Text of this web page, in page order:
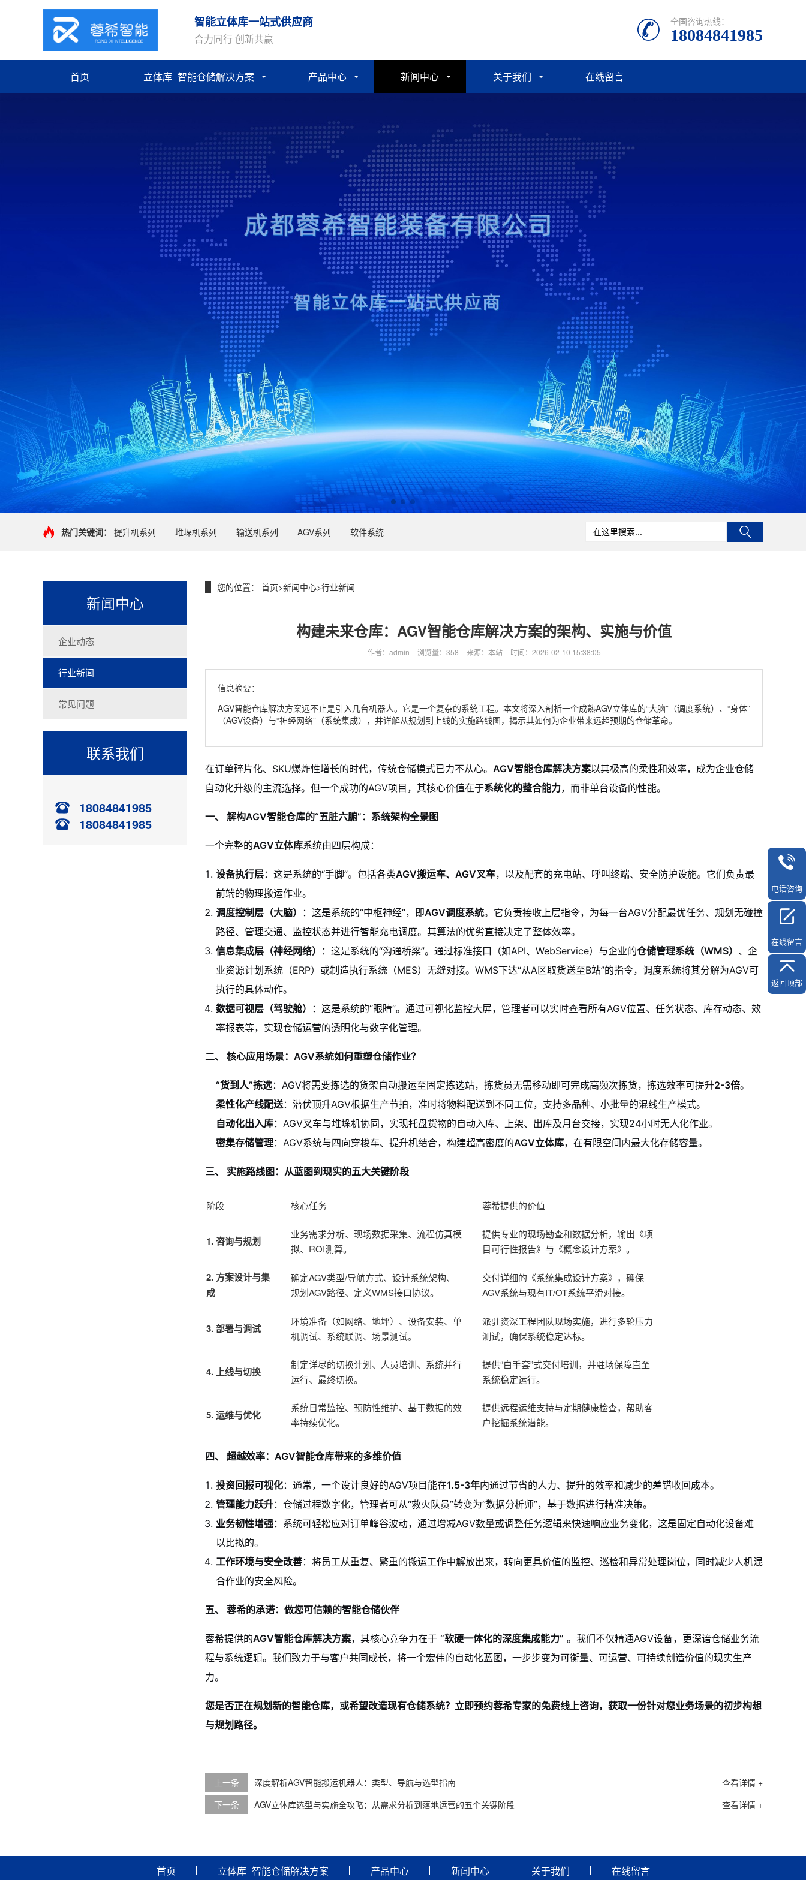
智能立体库一站式供应商
合力同行 创新共赢
全国咨询热线：
18084841985
首页 立体库_智能仓储解决方案 产品中心 新闻中心 关于我们 在线留言
热门关键词： 提升机系列 堆垛机系列 输送机系列 AGV系列 软件系统
新闻中心
企业动态
行业新闻
常见问题
联系我们
18084841985
18084841985
您的位置： 首页>新闻中心>行业新闻
构建未来仓库：AGV智能仓库解决方案的架构、实施与价值
作者：admin 浏览量：358 来源：本站 时间：2026-02-10 15:38:05
信息摘要：
AGV智能仓库解决方案远不止是引入几台机器人。它是一个复杂的系统工程。本文将深入剖析一个成熟AGV立体库的“大脑”（调度系统）、“身体”
（AGV设备）与“神经网络”（系统集成），并详解从规划到上线的实施路线图，揭示其如何为企业带来远超预期的仓储革命。
在订单碎片化、SKU爆炸性增长的时代，传统仓储模式已力不从心。 AGV智能仓库解决方案以其极高的柔性和效率，成为企业仓储
自动化升级的主流选择。但一个成功的AGV项目，其核心价值在于系统化的整合能力，而非单台设备的性能。
一、 解构AGV智能仓库的“五脏六腑”：系统架构全景图
一个完整的AGV立体库系统由四层构成：
设备执行层：这是系统的“手脚”。包括各类AGV搬运车、AGV叉车，以及配套的充电站、呼叫终端、安全防护设施。它们负责最
前端的物理搬运作业。
调度控制层（大脑）
：这是系统的“中枢神经”，即AGV调度系统。它负责接收上层指令，为每一台AGV分配最优任务、规划无碰撞
路径、管理交通、监控状态并进行智能充电调度。其算法的优劣直接决定了整体效率。
信息集成层（神经网络）
：这是系统的“沟通桥梁”。通过标准接口（如API、WebService）与企业的仓储管理系统（WMS） 、企
业资源计划系统（ERP）或制造执行系统（MES）无缝对接。WMS下达“从A区取货送至B站”的指令，调度系统将其分解为AGV可
执行的具体动作。
数据可视层（驾驶舱）
：这是系统的“眼睛”。通过可视化监控大屏，管理者可以实时查看所有AGV位置、任务状态、库存动态、效
率报表等，实现仓储运营的透明化与数字化管理。
二、 核心应用场景：AGV系统如何重塑仓储作业？
“货到人”拣选：AGV将需要拣选的货架自动搬运至固定拣选站，拣货员无需移动即可完成高频次拣货，拣选效率可提升2-3倍。
柔性化产线配送：潜伏顶升AGV根据生产节拍，准时将物料配送到不同工位，支持多品种、小批量的混线生产模式。
自动化出入库：AGV叉车与堆垛机协同，实现托盘货物的自动入库、上架、出库及月台交接，实现24小时无人化作业。
密集存储管理：AGV系统与四向穿梭车、提升机结合，构建超高密度的AGV立体库，在有限空间内最大化存储容量。
三、 实施路线图：从蓝图到现实的五大关键阶段
阶段 核心任务 蓉希提供的价值
1. 咨询与规划
业务需求分析、现场数据采集、流程仿真模
拟、ROI测算。
提供专业的现场勘查和数据分析，输出《项
目可行性报告》与《概念设计方案》。
2. 方案设计与集
成
确定AGV类型/导航方式、设计系统架构、
规划AGV路径、定义WMS接口协议。
交付详细的《系统集成设计方案》，确保
AGV系统与现有IT/OT系统平滑对接。
3. 部署与调试
环境准备（如网络、地坪）、设备安装、单
机调试、系统联调、场景测试。
派驻资深工程团队现场实施，进行多轮压力
测试，确保系统稳定达标。
4. 上线与切换
制定详尽的切换计划、人员培训、系统并行
运行、最终切换。
提供“白手套”式交付培训，并驻场保障直至
系统稳定运行。
5. 运维与优化
系统日常监控、预防性维护、基于数据的效
率持续优化。
提供远程运维支持与定期健康检查，帮助客
户挖掘系统潜能。
四、 超越效率：AGV智能仓库带来的多维价值
投资回报可视化：通常，一个设计良好的AGV项目能在1.5-3年内通过节省的人力、提升的效率和减少的差错收回成本。
管理能力跃升：仓储过程数字化，管理者可从“救火队员”转变为“数据分析师”，基于数据进行精准决策。
业务韧性增强：系统可轻松应对订单峰谷波动，通过增减AGV数量或调整任务逻辑来快速响应业务变化，这是固定自动化设备难
以比拟的。
工作环境与安全改善：将员工从重复、繁重的搬运工作中解放出来，转向更具价值的监控、巡检和异常处理岗位，同时减少人机混
合作业的安全风险。
五、 蓉希的承诺：做您可信赖的智能仓储伙伴
蓉希提供的AGV智能仓库解决方案，其核心竞争力在于 “软硬一体化的深度集成能力” 。我们不仅精通AGV设备，更深谙仓储业务流
程与系统逻辑。我们致力于与客户共同成长，将一个宏伟的自动化蓝图，一步步变为可衡量、可运营、可持续创造价值的现实生产
力。
您是否正在规划新的智能仓库，或希望改造现有仓储系统？立即预约蓉希专家的免费线上咨询，获取一份针对您业务场景的初步构想
与规划路径。
上一条 查看详情 +
深度解析AGV智能搬运机器人：类型、导航与选型指南
下一条
查看详情 +
AGV立体库选型与实施全攻略：从需求分析到落地运营的五个关键阶段
首页 立体库_智能仓储解决方案 产品中心 新闻中心 关于我们 在线留言
电话咨询
在线留言
返回顶部